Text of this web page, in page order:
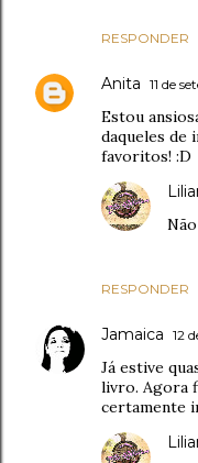
RESPONDER
Anita 11 de
Estou
daqueles de
favoritos! :D
RESPONDER
Jamaica 12
Já estive
livro. Agora
certamente